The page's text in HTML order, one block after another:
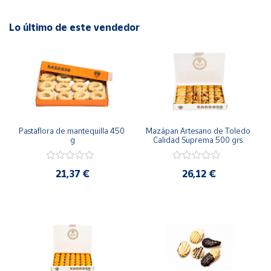
Para su degustación óptima, consumir una vez abierto.
de trigo, aroma de limón.
Lo último de este vendedor
Pastaflora de mantequilla 450
g
21,37 €
Mazápan Artesano de Toledo
Calidad Suprema 500 grs.
26,12 €